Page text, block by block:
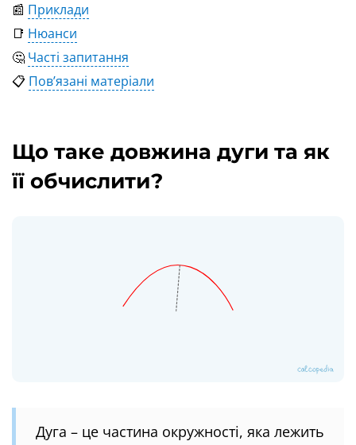
📰 Приклади
📑 Нюанси
🤔 Часті запитання
📋 Пов’язані матеріали
Що таке довжина дуги та як
її обчислити?
Дуга – це частина окружності, яка лежить